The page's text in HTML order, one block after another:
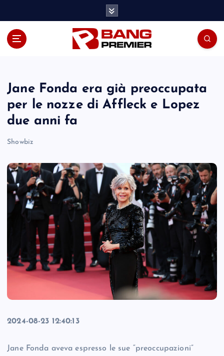
Jane Fonda era già preoccupata
per le nozze di Affleck e Lopez
due anni fa
Showbiz
2024-08-23 12:40:13
Jane Fonda aveva espresso le sue “preoccupazioni”